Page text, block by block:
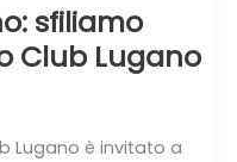
sfiliamo
Club Lugano
Lugano è invitato a